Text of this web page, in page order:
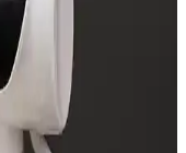
ve sağlam yapılarıyla
bakım ve uygun
Pratiklik ve